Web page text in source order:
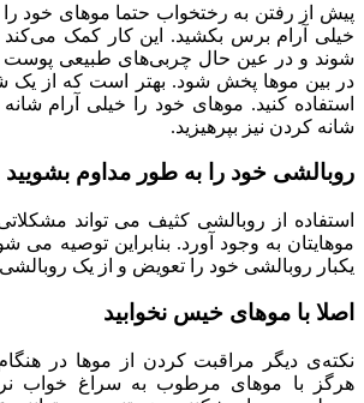
پیش از رفتن به رختخواب حتما موهای خود
خیلی آرام برس بکشید. این کار کمک می‌کند
شوند و در عین حال چربی‌های طبیعی
در بین موها پخش شود. بهتر است که از یک
استفاده کنید. موهای خود را خیلی آرام
شانه کردن نیز بپرهیزید.
روبالشی خود را به طور مداوم بشویید
استفاده از روبالشی کثیف می تواند
موهایتان به وجود آورد. بنابراین توصیه می
یکبار روبالشی خود را تعویض و از یک روبالشی
اصلا با موهای خیس نخوابید
نکته‌ی دیگر مراقبت کردن از موها در
هرگز با موهای مرطوب به سراغ خواب